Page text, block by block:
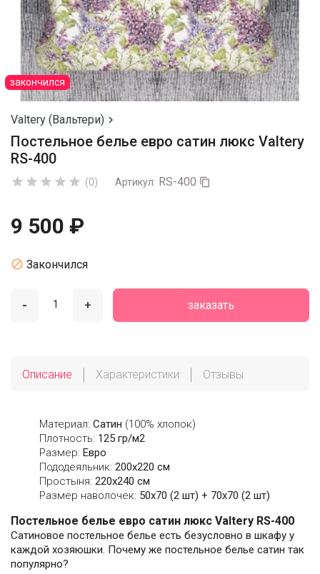
закончился
Valtery (Вальтери) 
Постельное белье евро сатин люкс Valtery
RS-400
     (0) Артикул: RS-400 
9 500 ₽
 Закончился
- + заказать
Описание Характеристики Отзывы
Материал: Сатин (100% хлопок)
Плотность: 125 гр/м2
Размер: Евро
Пододеяльник: 200х220 см
Простыня: 220х240 см
Размер наволочек: 50x70 (2 шт) + 70x70 (2 шт)
Постельное белье евро сатин люкс Valtery RS-400
Сатиновое постельное белье есть безусловно в шкафу у
каждой хозяюшки. Почему же постельное белье сатин так
популярно?